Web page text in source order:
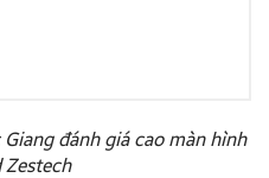
đánh giá cao màn hình
Zestech